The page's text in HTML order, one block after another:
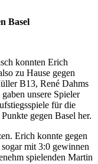
Basel
konnten Erich
zu Hause gegen
B13, René Dahms
unsere Spieler
für die
gegen Basel her.
Erich konnte gegen
mit 3:0 gewinnen
spielenden Martin